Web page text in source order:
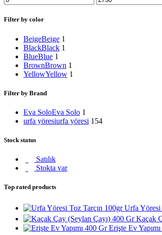
Filter by color
BeigeBeige 1
BlackBlack 1
BlueBlue 1
BrownBrown 1
YellowYellow 1
Filter by Brand
Eva SoloEva Solo 1
urfa yöresiurfa yöresi 154
Stock status
Satılık
Stokta var
Top rated products
Urfa Yöresi
Kaçak
Erişte Ev